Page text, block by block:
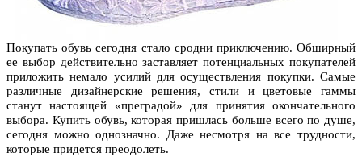
Покупать обувь сегодня стало сродни приключению. Обширный
ее выбор действительно заставляет потенциальных покупателей
приложить немало усилий для осуществления покупки. Самые
различные дизайнерские решения, стили и цветовые гаммы
станут настоящей «преградой» для принятия окончательного
выбора. Купить обувь, которая пришлась больше всего по душе,
сегодня можно однозначно. Даже несмотря на все трудности,
которые придется преодолеть.